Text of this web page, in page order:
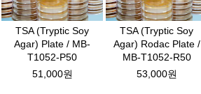
TSA (Tryptic Soy
Agar) Plate / MB-
T1052-P50
51,000원
TSA (Tryptic Soy
Agar) Rodac Plate /
MB-T1052-R50
53,000원